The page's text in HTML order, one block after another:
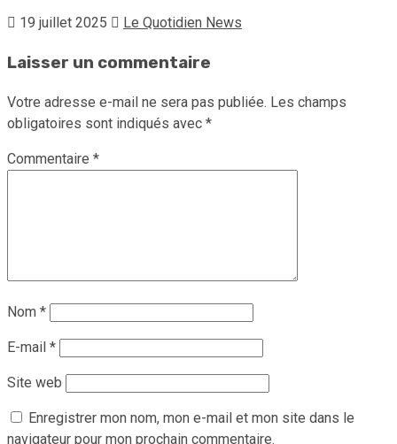
19 juillet 2025 Le Quotidien News
Laisser un commentaire
Votre adresse e-mail ne sera pas publiée. Les champs
obligatoires sont indiqués avec *
Commentaire *
Nom *
E-mail *
Site web
Enregistrer mon nom, mon e-mail et mon site dans le
navigateur pour mon prochain commentaire.